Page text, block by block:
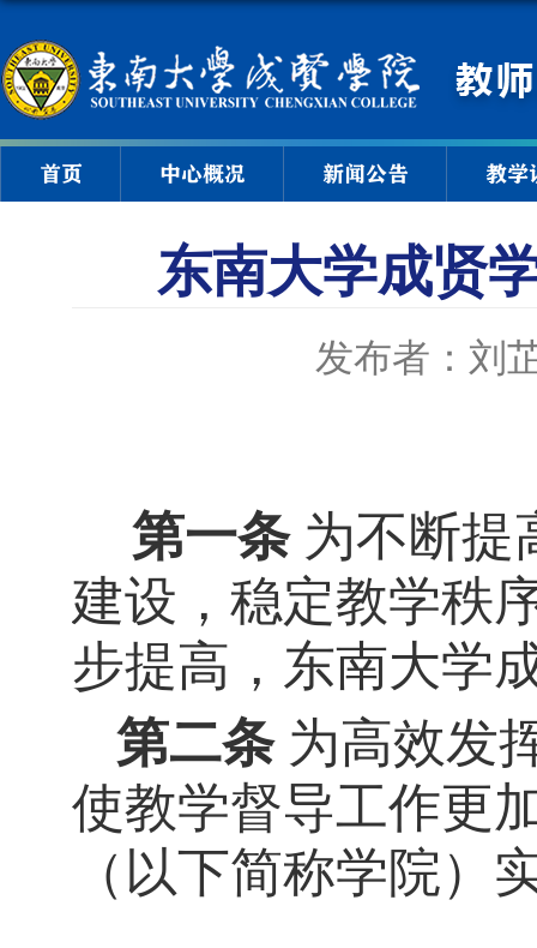
首页 中心概况 新闻公告 教学
东南大学成贤
发布者：刘
第一条 为不断提
建设，稳定教学秩
步提高，东南大学
第二条 为高效发
使教学督导工作更
（以下简称学院）